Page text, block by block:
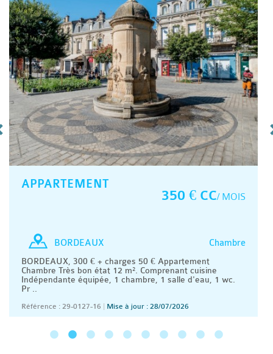
APPARTEMENT
350 € CC/ MOIS
Chambre
BORDEAUX
BORDEAUX, 300 € + charges 50 € Appartement
Chambre Très bon état 12 m². Comprenant cuisine
Indépendante équipée, 1 chambre, 1 salle d'eau, 1 wc.
Pr ..
Référence : 29-0127-16 Mise à jour : 28/07/2026